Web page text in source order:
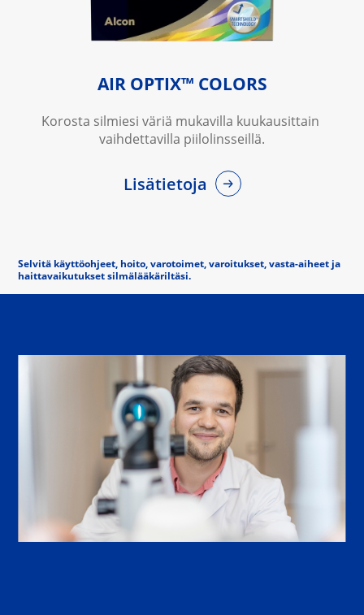
AIR OPTIX™ COLORS
Korosta silmiesi väriä mukavilla kuukausittain
vaihdettavilla piilolinsseillä.
Lisätietoja
Selvitä käyttöohjeet, hoito, varotoimet, varoitukset, vasta-aiheet ja
haittavaikutukset silmälääkäriltäsi.